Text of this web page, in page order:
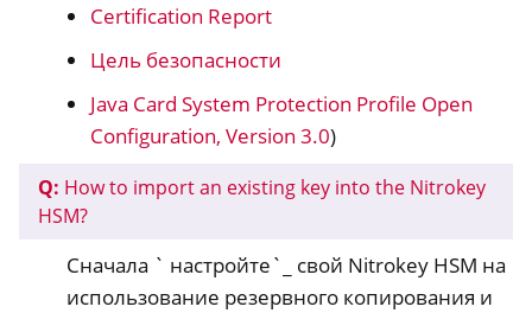
Certification Report
Цель безопасности
Java Card System Protection Profile Open
Configuration, Version 3.0)
Q: How to import an existing key into the Nitrokey
HSM?
Сначала ` настройте`_ свой Nitrokey HSM на
использование резервного копирования и